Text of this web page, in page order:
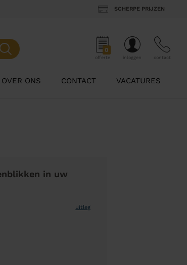
SCHERPE PRIJZEN
0
offerte inloggen contact
OVER ONS CONTACT VACATURES
in uw
uitleg